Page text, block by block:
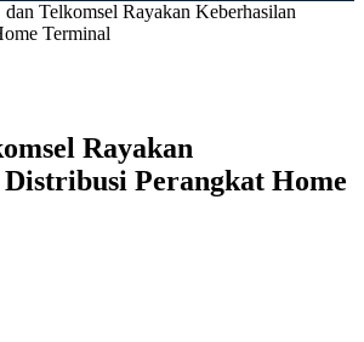
Telkomsel Rayakan Keberhasilan
Terminal
Rayakan
Perangkat Home